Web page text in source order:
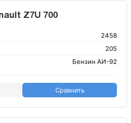
Z7U 700
2458
205
Бензин АИ-92
Сравнить